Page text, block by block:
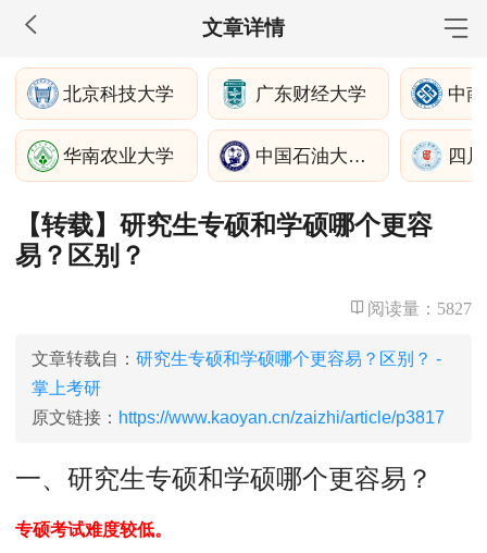
文章详情
MBA工商管理
院校库 考试报名 招生政策 学制学费
报名流程
考试真题
报考经验 招生简章
MEM工程管理
院校库 考试报名
MPA公共管理
院校库 考试报名
MPAcc会计专硕
院校库 考试报名
北京科技大学 广东财经大学
华南农业大学 中国石油大学（华东）
【转载】研究生专硕和学硕哪个更容
易？区别？
阅读量： 5827
文章转载自： 研究生专硕和学硕哪个更容易？区别？ -
掌上考研
原文链接： https://www.kaoyan.cn/zaizhi/article/p3817
一、研究生专硕和学硕哪个更容易？
专硕考试难度较低。